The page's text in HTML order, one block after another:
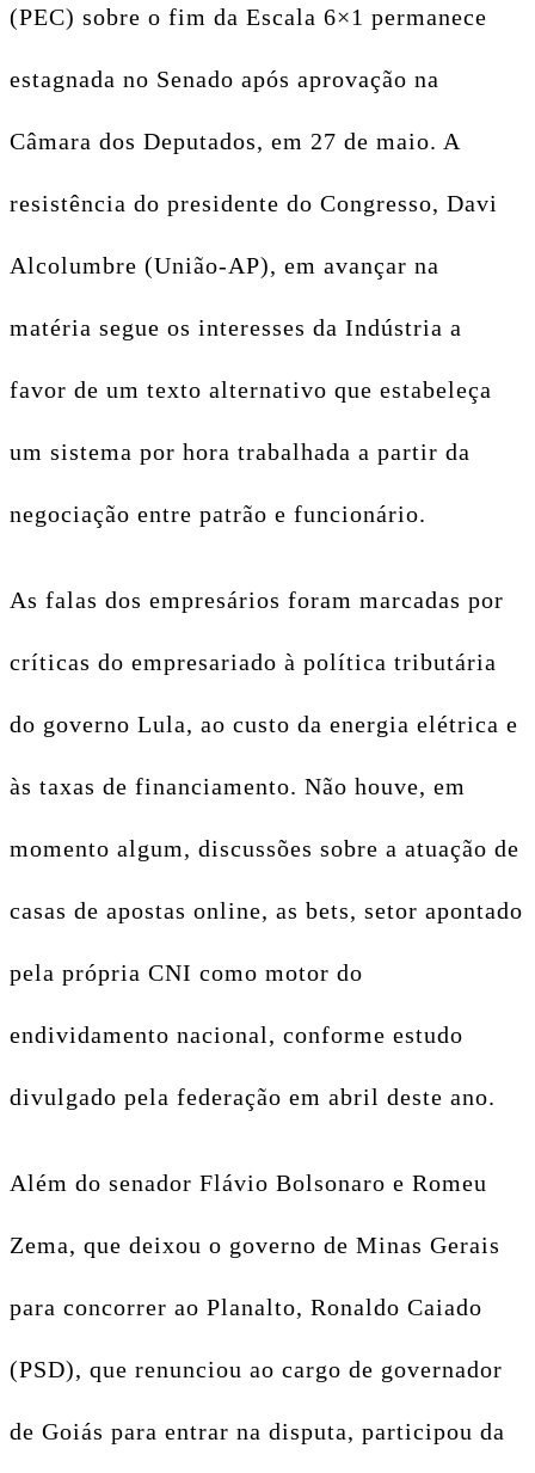
(PEC) sobre o fim da Escala 6×1 permanece
estagnada no Senado após aprovação na
Câmara dos Deputados, em 27 de maio. A
resistência do presidente do Congresso, Davi
Alcolumbre (União-AP), em avançar na
matéria segue os interesses da Indústria a
favor de um texto alternativo que estabeleça
um sistema por hora trabalhada a partir da
negociação entre patrão e funcionário.
As falas dos empresários foram marcadas por
críticas do empresariado à política tributária
do governo Lula, ao custo da energia elétrica e
às taxas de financiamento. Não houve, em
momento algum, discussões sobre a atuação de
casas de apostas online, as bets, setor apontado
pela própria CNI como motor do
endividamento nacional, conforme estudo
divulgado pela federação em abril deste ano.
Além do senador Flávio Bolsonaro e Romeu
Zema, que deixou o governo de Minas Gerais
para concorrer ao Planalto, Ronaldo Caiado
(PSD), que renunciou ao cargo de governador
de Goiás para entrar na disputa, participou da